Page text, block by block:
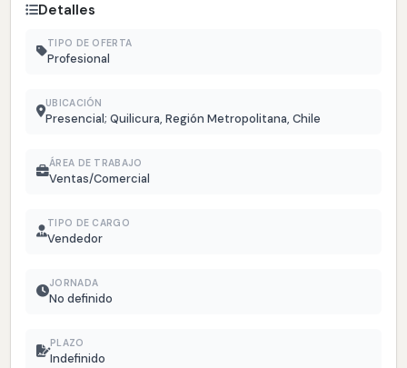
Detalles
TIPO DE OFERTA
Profesional
UBICACIÓN
Presencial; Quilicura, Región Metropolitana, Chile
ÁREA DE TRABAJO
Ventas/Comercial
TIPO DE CARGO
Vendedor
JORNADA
No definido
PLAZO
Indefinido